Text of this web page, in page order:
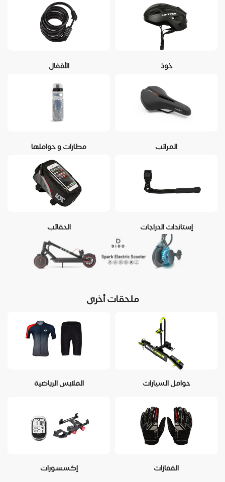
خوذ الأقفال
المراتب مطارات و حواملها
إستاندات الدراجات الحقائب
ملحقات أخرى
حوامل السيارات الملابس الرياضية
القفازات إكسسورات